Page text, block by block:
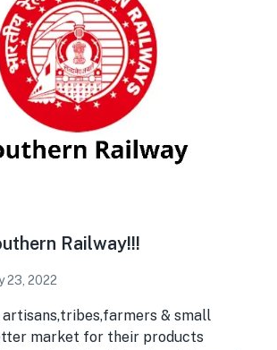
Railway!!!
23, 2022
& small
market for their products